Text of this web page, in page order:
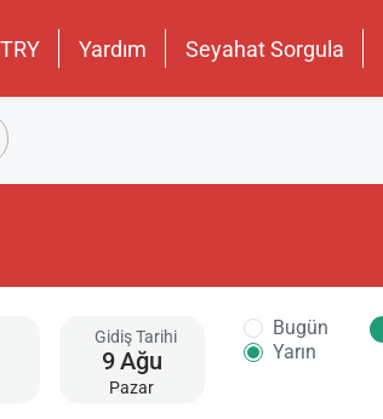
TRY Yardım Seyahat Sorgula
Gidiş Tarihi
9Ağu
Pazar
Bugün
Yarın